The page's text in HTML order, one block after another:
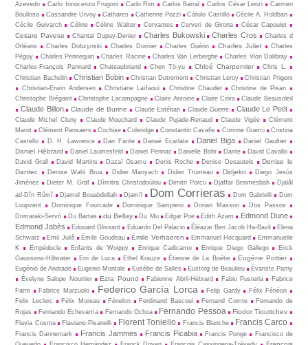
Azevedo
Carlo Innocenzo Frugoni Carlo Rim Carlos Barral Carlos César Lenzi
Carmen
Boullosa
Cassandre Urvoy Cathares Catherine Pozzi Cátulo Castillo
Cécile A. Holdban
Cécile Guivarch
Céline Céline Walter Cervantes Cerveri de Girona César Capoulet
Cesare Pavese Chantal Dupuy-Denier Charles Bukowski Charles Cros
Charles d
Orléans
Charles Dobzynski Charles Dornier Charles Guérin Charles Juliet
Charles
Péguy
Charles Pennequin Charles Racine Charles Van Lerberghe
Charles Vion Dalibray
Charles-François Pannard
Chateaubriand Chen Tö-yu Chloé Charpentier
Chris L.
Christian Bachelin
Christian Bobin Christian Dotremont Christian Leroy
Christian Prigent
Christian-Erwin Andersen
Christiane Laïfaoui Christine Chaudet
Christine de Pisan
Christophe Brégaint
Christophe Lacampagne Claire Antoine Claire Ceira Claude Beausoleil
Claude Billon Claude de Burine Claude Estéban Claude Guerre Claude Le Petit
Claude Michel Cluny Claude Mouchard Claude Pujade-Renaud Claude Vigée
Clément
Marot
Clément Pansaers Cochise Coleridge Constantin Cavafis Corinne Guerci
Cristina
Castello
D. H. Lawrence Dan Fante Danaé Ecarlate Daniel Biga Daniel Gaultier
Daniel Hébrard Daniel Laumesfeld Daniel Pennac Danielle Bohr Dante
David Cavallo
David Grall
David Martins Dazaï Osamu Denis Roche Denise Desautels
Denise le
Dantec
Denise Wahl Brua Didier Manyach Didier Trumeau Didjeko
Diego Jesús
Jiménez
Dieter M. Gräf Dìmitra Christodoùlou Dimitri Porcu Djaffar Benmesbah
Djalâl
ad-Dîn Rûmî
Djamel Bouabdellah Djamīl Dom Corrieras Dom Gabrielli
Dom
Loupvent
Dominique Fourcade Dominique Sampiero Dorian Masson
Dos Passos
Drimaraki-Servò
Du Bartas du Bellay Du Mu Edgar Poe Edith Azam
Edmond Dune
Edmond Jabès
Edouard Glissant Eduardo Del Palacio Éléazar Ben Jacob Ha-Bavli
Elena
Schwarz
Emil Juliš Émile Goudeau Émile Verhaeren Emmanuel Hocquard
Emmanuelle
K
Empédocle Enfants de Woippy Enrique Cadicamo Enrique Diego Gallego
Erick
Gaussens-Hillwater
Erri de Luca Ethel Krauze Étienne de La Boétie Eugène Pottier
Eugénio de Andrade Eugenio Montale Eusèbe de Salles Eustorg de Beaulieu
Évariste Parny
Évelyne Salope Nourtier
Ezra Pound Fabienne Abril-Hébrard Fabio Pusterla
Fabrice
Farre
Fabrice Marzuolo Federico García Lorca Felip Gardy
Félix Fénéon
Felix Leclerc
Félix Moreau Fénelon Ferdinand Bascoul Fernand Comte
Fernando de
Rojas
Fernando Echevarría Fernando Ochoa Fernando Pessoa Fiodor Tiouttchev
Flavia Cosma Flaviano Pisanelli Florent Toniello Francis Blanche Francis Carco
Francis Dannemark Francis Jammes Francis Picabia Francis Ponge
Francisco de